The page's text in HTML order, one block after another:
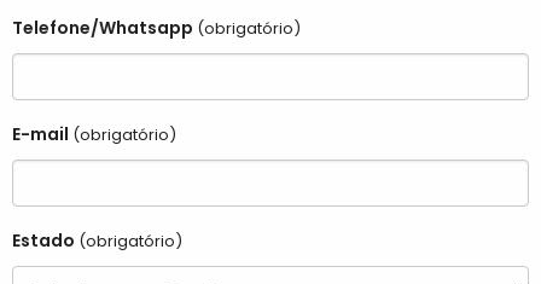
Telefone/Whatsapp (obrigatório)
E-mail (obrigatório)
Estado (obrigatório)